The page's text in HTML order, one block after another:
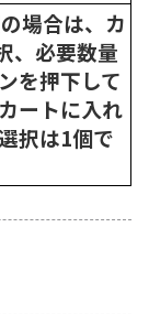
場合は、カ
、必要数量
を押下して
ートに入れ
択は1個で